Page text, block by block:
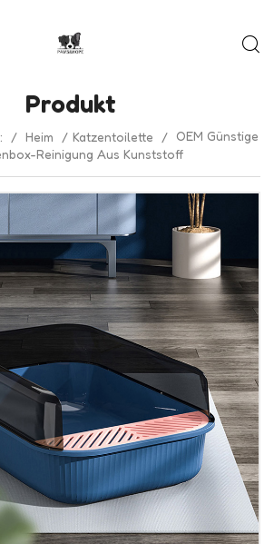
Produkt
/ Heim / Katzentoilette / OEM Günstige
Reinigung Aus Kunststoff